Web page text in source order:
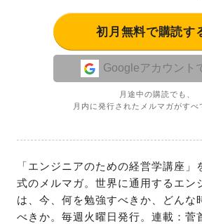
初月無料で購読す
Googleアカウント
月途中の購読でも、
月内に発行されたメルマガがすべ
「エンジニアのための経営学講座
式のメルマガ。世界に通用するエン
は、今、何を勉強すべきか、どんな
べきか。毎週火曜日発行。連載：菅